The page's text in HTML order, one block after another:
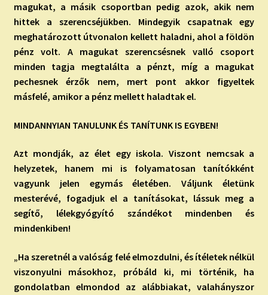
magukat, a másik csoportban pedig azok, akik nem
hittek a szerencséjükben. Mindegyik csapatnak egy
meghatározott útvonalon kellett haladni, ahol a földön
pénz volt. A magukat szerencsésnek valló csoport
minden tagja megtalálta a pénzt, míg a magukat
pechesnek érzők nem, mert pont akkor figyeltek
másfelé, amikor a pénz mellett haladtak el.
MINDANNYIAN TANULUNK ÉS TANÍTUNK IS EGYBEN!
Azt mondják, az élet egy iskola. Viszont nemcsak a
helyzetek, hanem mi is folyamatosan tanítókként
vagyunk jelen egymás életében. Váljunk életünk
mesterévé, fogadjuk el a tanításokat, lássuk meg a
segítő, lélekgyógyító szándékot mindenben és
mindenkiben!
„Ha szeretnél a valóság felé elmozdulni, és ítéletek nélkül
viszonyulni másokhoz, próbáld ki, mi történik, ha
gondolatban elmondod az alábbiakat, valahányszor